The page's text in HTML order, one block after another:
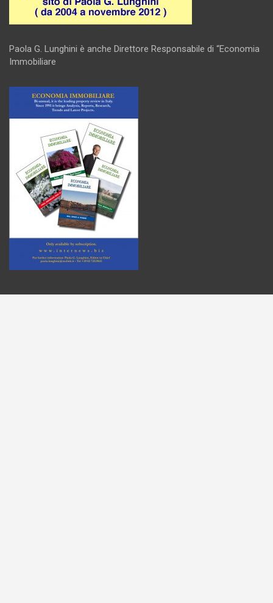
Paola G. Lunghini è anche Direttore Responsabile di “Economia
Immobiliare